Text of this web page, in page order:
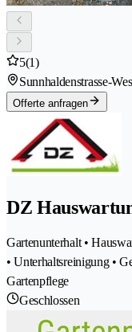
5(1)
Sunnhaldenstrasse-
Offerte anfragen
DZ
Gartenunterhalt •
• Unterhaltsreinigung •
Gartenpflege
Geschlossen